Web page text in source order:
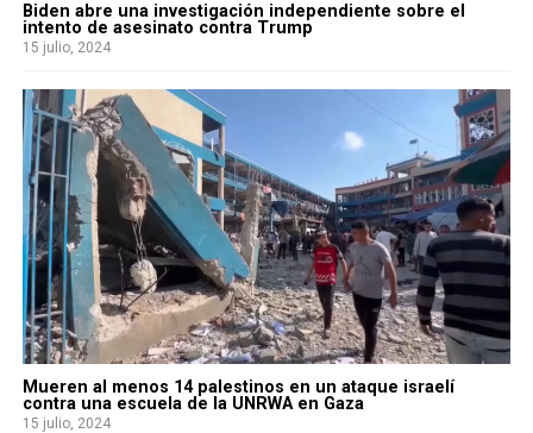
Biden abre una investigación independiente sobre el
intento de asesinato contra Trump
15 julio, 2024
Mueren al menos 14 palestinos en un ataque israelí
contra una escuela de la UNRWA en Gaza
15 julio, 2024